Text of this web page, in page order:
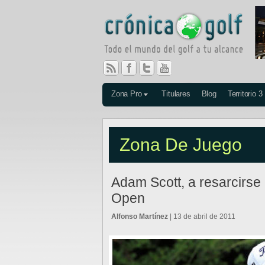
Zona Pro Titulares Blog Territorio
Zona De Juego
Adam Scott, a resarcirse
Open
Alfonso Martínez | 13 de abril de 2011